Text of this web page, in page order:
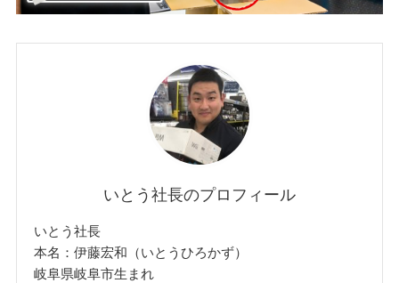
いとう社長のプロフィール
いとう社長
本名：伊藤宏和（いとうひろかず）
岐阜県岐阜市生まれ